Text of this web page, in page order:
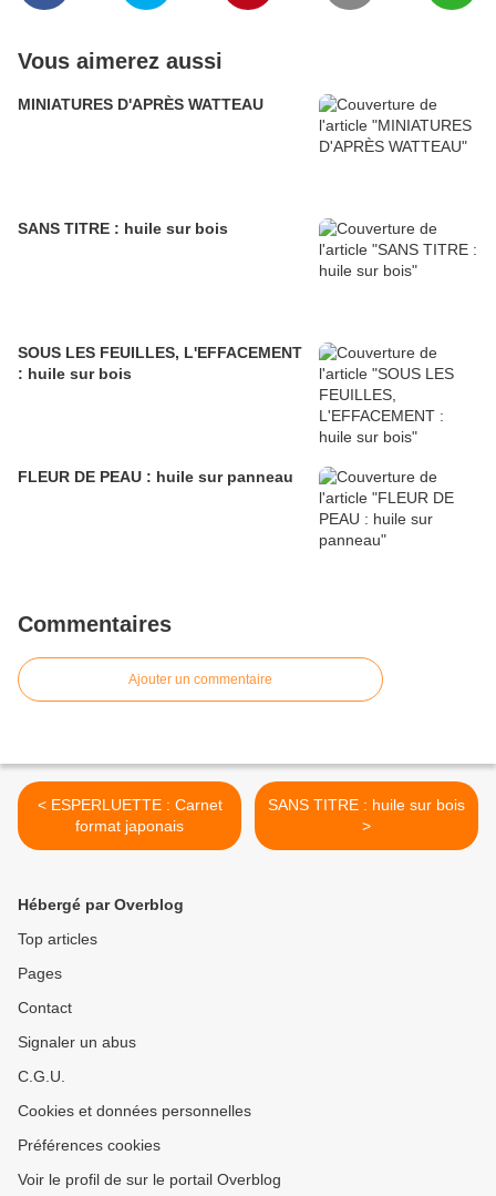
Vous aimerez aussi
MINIATURES D'APRÈS WATTEAU
SANS TITRE : huile sur bois
SOUS LES FEUILLES, L'EFFACEMENT
: huile sur bois
FLEUR DE PEAU : huile sur panneau
Commentaires
Ajouter un commentaire
< ESPERLUETTE : Carnet
format japonais
SANS TITRE : huile sur bois
>
Hébergé par Overblog
Top articles
Pages
Contact
Signaler un abus
C.G.U.
Cookies et données personnelles
Préférences cookies
Voir le profil de sur le portail Overblog